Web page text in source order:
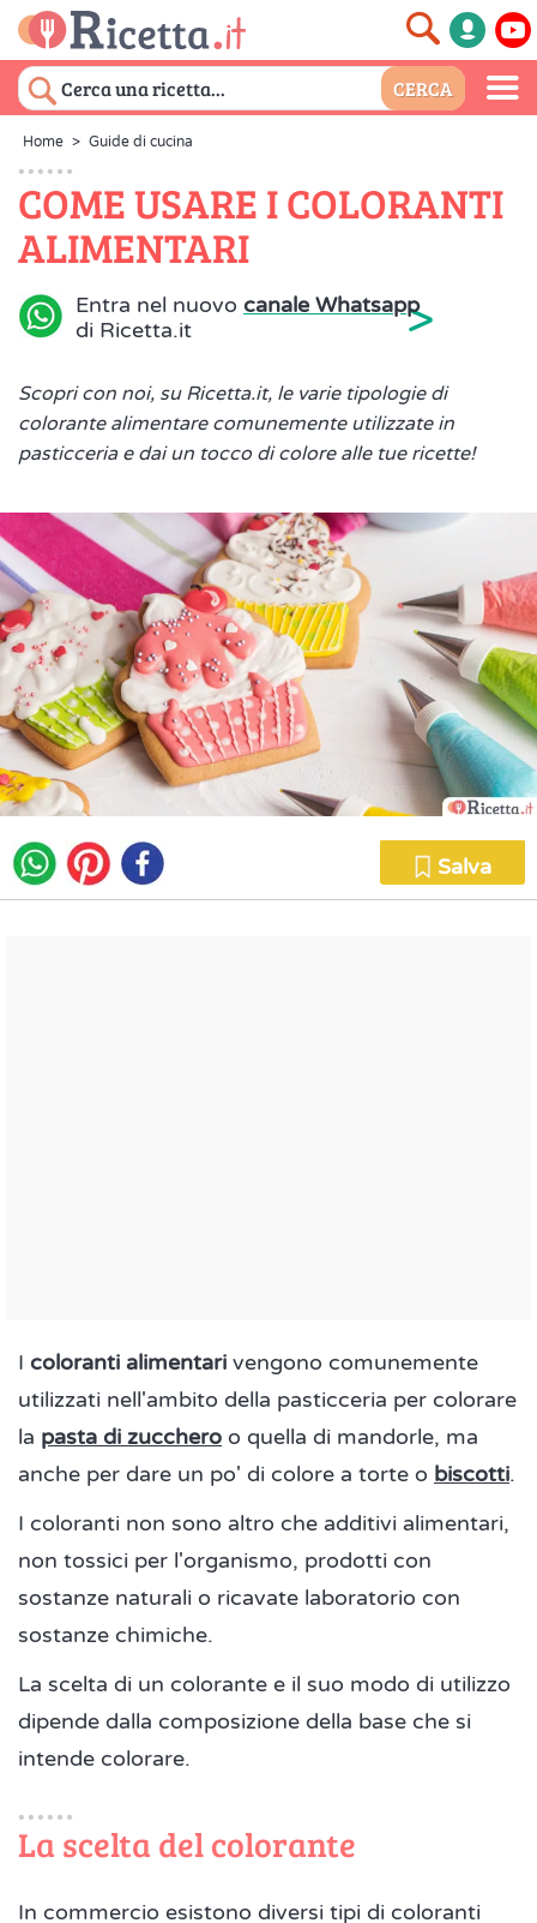
Home > Guide di cucina
COME USARE I COLORANTI
ALIMENTARI
Entra nel nuovo canale Whatsapp
di Ricetta.it
>
Scopri con noi, su Ricetta.it, le varie tipologie di
colorante alimentare comunemente utilizzate in
pasticceria e dai un tocco di colore alle tue ricette!
Salva
I coloranti alimentari vengono comunemente
utilizzati nell'ambito della pasticceria per colorare
la pasta di zucchero o quella di mandorle, ma
anche per dare un po' di colore a torte o biscotti.
I coloranti non sono altro che additivi alimentari,
non tossici per l'organismo, prodotti con
sostanze naturali o ricavate laboratorio con
sostanze chimiche.
La scelta di un colorante e il suo modo di utilizzo
dipende dalla composizione della base che si
intende colorare.
La scelta del colorante
In commercio esistono diversi tipi di coloranti